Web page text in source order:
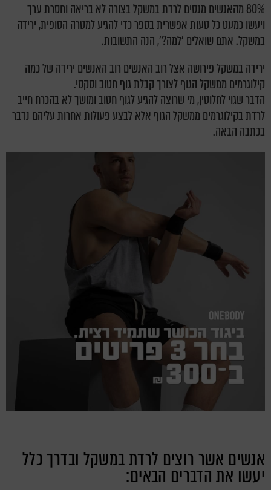
80% מהאנשים מנסים לרדת במשקל בצורה לא בריאה וחסרת ערך
ויעשו כמעט כל טעות אפשרית בספר כדי להגיע למטרה הסופית, ירידה
במשקל. אתם שואלים 'למה?', הנה התשובות.
ירידה במשקל פירושה אצל רוב האנשים רוב האנשים ירידה של כמה
קילוגרמים ממשקל הגוף לצורך קבלת גוף חטוב וסקסי.
הדבר שגוי לחלוטין, מי שרוצה להגיע לגוף חטוב ומושך לא בהכרח חייב
לרדת בקילוגרמים ממשקל הגוף אלא לבצע פעולות אחרות עליהם נדבר
בכתבה הבאה.
אנשים אשר רוצים לרדת במשקל ובדרך כלל
יעשו את הדברים הבאים: